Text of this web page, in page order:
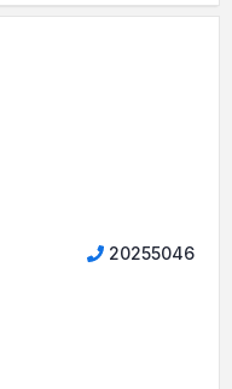
20255046